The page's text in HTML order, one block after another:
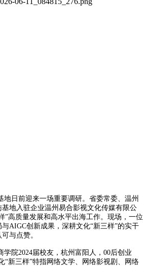
地日前迎来一场重要调研。省委常委、温州
地入驻企业温州易合影视文化传媒有限公
”高质量发展和高水平出海工作。现场，一位
AIGC创新成果，深耕文化“新三样”的实干
与点赞。
学院2024届校友，杭州富阳人，00后创业
“新三样”特指网络文学、网络影视剧、网络